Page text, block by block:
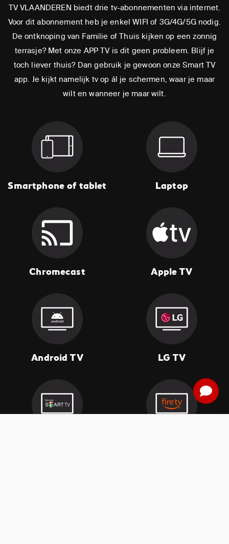
TV VLAANDEREN biedt drie tv-abonnementen via internet.
Voor dit abonnement heb je enkel WIFI of 3G/4G/5G nodig.
De ontknoping van Familie of Thuis kijken op een zonnig
terrasje? Met onze APP TV is dit geen probleem. Blijf je
toch liever thuis? Dan gebruik je gewoon onze Smart TV
app. Je kijkt namelijk tv op ál je schermen, waar je maar
wilt en wanneer je maar wilt.
Smartphone of tablet Laptop
Chromecast Apple TV
Android TV LG TV